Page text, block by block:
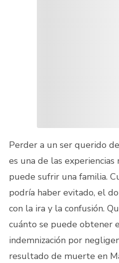
Perder a un ser querido
es una de las experiencias
puede sufrir una familia.
podría haber evitado, el
con la ira y la confusión.
cuánto se puede obtener
indemnización por
resultado de muerte en